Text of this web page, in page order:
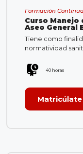
Formación
Curso Manejo
Aseo General
Tiene como
normatividad
40 horas
Matricúlate